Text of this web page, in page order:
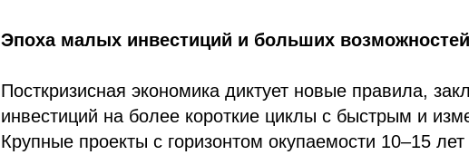
Эпоха малых инвестиций и больших возможностей
Посткризисная экономика диктует новые правила,
инвестиций на более короткие циклы с быстрым и
Крупные проекты с горизонтом окупаемости 10–15